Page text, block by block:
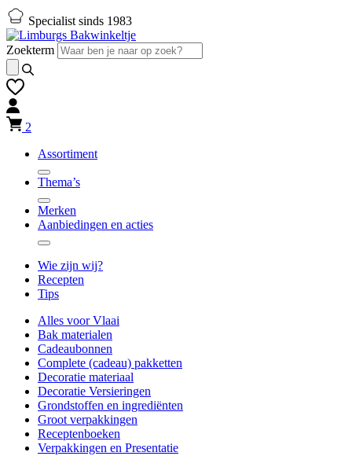
Naar
hoofd-
inhoud
gaan
Naar
footer
gaan
Specialist sinds 1983
Zoekterm
2
Assortiment
Thema’s
Merken
Aanbiedingen en acties
Wie zijn wij?
Recepten
Tips
Alles voor Vlaai
Bak materialen
Cadeaubonnen
Complete (cadeau) pakketten
Decoratie materiaal
Decoratie Versieringen
Grondstoffen en ingrediënten
Groot verpakkingen
Receptenboeken
Verpakkingen en Presentatie